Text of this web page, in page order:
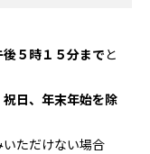
５時１５分までと
日、年末年始を除
ただけない場合